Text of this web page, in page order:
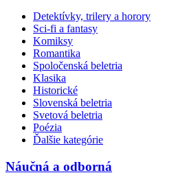
Detektívky, trilery a horory
Sci-fi a fantasy
Komiksy
Romantika
Spoločenská beletria
Klasika
Historické
Slovenská beletria
Svetová beletria
Poézia
Ďalšie kategórie
Náučná a odborná